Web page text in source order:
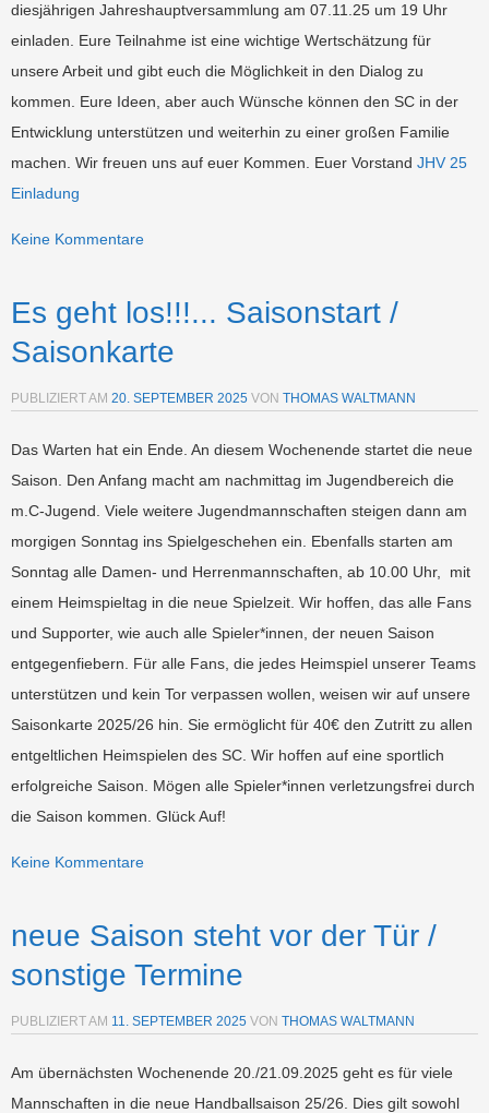
diesjährigen Jahreshauptversammlung am 07.11.25 um 19 Uhr
einladen. Eure Teilnahme ist eine wichtige Wertschätzung für
unsere Arbeit und gibt euch die Möglichkeit in den Dialog zu
kommen. Eure Ideen, aber auch Wünsche können den SC in der
Entwicklung unterstützen und weiterhin zu einer großen Familie
machen. Wir freuen uns auf euer Kommen. Euer Vorstand JHV 25
Einladung
Keine Kommentare
Es geht los!!!... Saisonstart /
Saisonkarte
PUBLIZIERT AM 20. SEPTEMBER 2025 VON THOMAS WALTMANN
Das Warten hat ein Ende. An diesem Wochenende startet die neue
Saison. Den Anfang macht am nachmittag im Jugendbereich die
m.C-Jugend. Viele weitere Jugendmannschaften steigen dann am
morgigen Sonntag ins Spielgeschehen ein. Ebenfalls starten am
Sonntag alle Damen- und Herrenmannschaften, ab 10.00 Uhr, mit
einem Heimspieltag in die neue Spielzeit. Wir hoffen, das alle Fans
und Supporter, wie auch alle Spieler*innen, der neuen Saison
entgegenfiebern. Für alle Fans, die jedes Heimspiel unserer Teams
unterstützen und kein Tor verpassen wollen, weisen wir auf unsere
Saisonkarte 2025/26 hin. Sie ermöglicht für 40€ den Zutritt zu allen
entgeltlichen Heimspielen des SC. Wir hoffen auf eine sportlich
erfolgreiche Saison. Mögen alle Spieler*innen verletzungsfrei durch
die Saison kommen. Glück Auf!
Keine Kommentare
neue Saison steht vor der Tür /
sonstige Termine
PUBLIZIERT AM 11. SEPTEMBER 2025 VON THOMAS WALTMANN
Am übernächsten Wochenende 20./21.09.2025 geht es für viele
Mannschaften in die neue Handballsaison 25/26. Dies gilt sowohl